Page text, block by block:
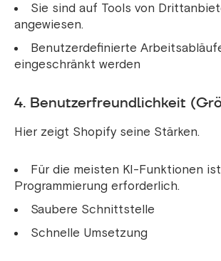
Sie sind auf Tools von
angewiesen.
Benutzerdefinierte
eingeschränkt werden
4. Benutzerfreundlichkeit
Hier zeigt Shopify seine Stärken.
Für die meisten KI-Funktionen
Programmierung erforderlich.
Saubere Schnittstelle
Schnelle Umsetzung